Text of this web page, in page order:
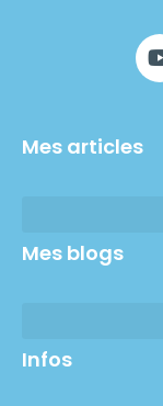
Mes articles
Mes blogs
Infos